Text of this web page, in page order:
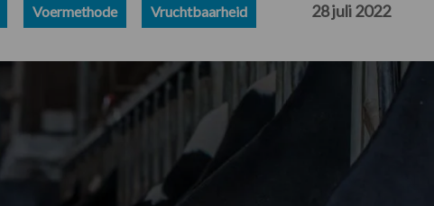
Voermethode Vruchtbaarheid 28 juli 2022